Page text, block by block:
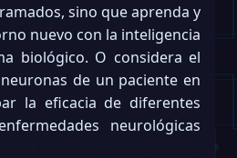
sino que aprenda y
nuevo con la inteligencia
biológico. O considera el
de un paciente en
la eficacia de diferentes
neurológicas